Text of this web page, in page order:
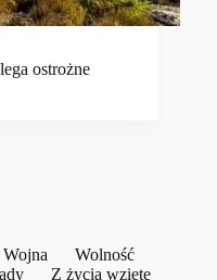
ostrożne
Wojna
Wolność
Z życia wzięte